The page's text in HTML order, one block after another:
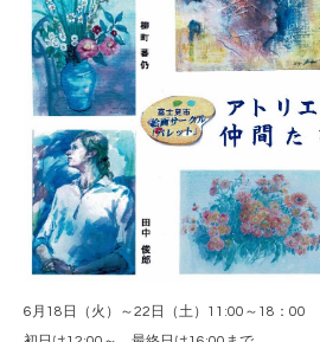
6月18日（火）～22日（土）11:00～18：00